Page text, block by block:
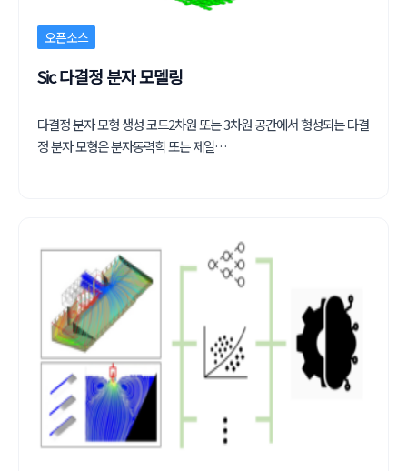
오픈소스
Sic 다결정 분자 모델링
다결정 분자 모형 생성 코드2차원 또는 3차원 공간에서 형성되는 다결
정 분자 모형은 분자동력학 또는 제일…